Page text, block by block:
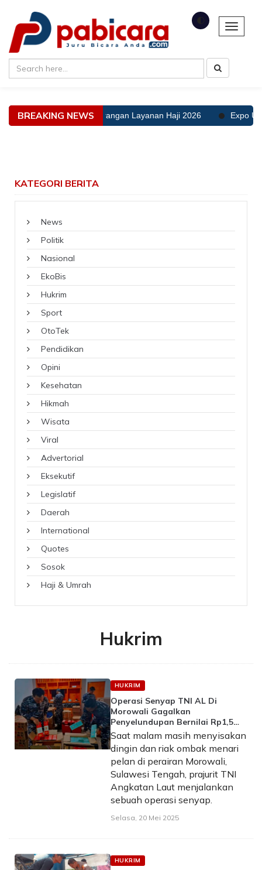
Toggle
BREAKING NEWS
Ada Toleransi Kekurangan Layanan Haji 2026 Expo
KATEGORI BERITA
News
Politik
Nasional
EkoBis
Hukrim
Sport
OtoTek
Pendidikan
Opini
Kesehatan
Hikmah
Wisata
Viral
Advertorial
Eksekutif
Legislatif
Daerah
International
Quotes
Sosok
Haji & Umrah
Hukrim
HUKRIM
Operasi Senyap TNI AL Di
Morowali Gagalkan
Penyelundupan Bernilai Rp1,5
Miliar
Saat malam masih menyisakan
dingin dan riak ombak menari
pelan di perairan Morowali,
Sulawesi Tengah, prajurit TNI
Angkatan Laut menjalankan
sebuah operasi senyap.
Selasa, 20 Mei 2025
HUKRIM